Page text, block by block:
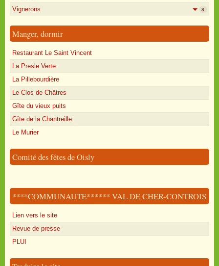
Vignerons 8
Manger, dormir
Restaurant Le Saint Vincent
La Presle Verte
La Pillebourdière
Le Clos de Châtres
Gîte du vieux puits
Gîte de la Chantreille
Le Murier
Comité des fêtes de Oisly
****COMMUNAUTE****** VAL DE CHER-CONTROIS
Lien vers le site
Revue de presse
PLUI